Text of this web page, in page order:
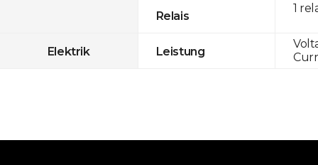
Relais
Elektrik Leistung
1